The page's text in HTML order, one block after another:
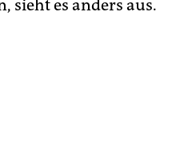
sieht es anders aus.